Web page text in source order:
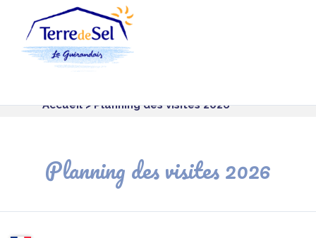
Accueil> Planning des visites 2026
Planning des visites 2026
Panneau de gestion des cookies